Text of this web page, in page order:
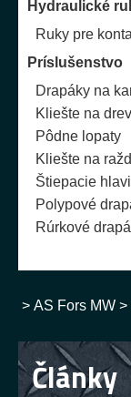
Hydraulické
Ruky pre
Príslušenstvo
Drapáky na
Kliešte na
Pôdne lopaty
Kliešte na
Štiepacie
Polypové
Rúrkové
> AS Fors MW >
Články